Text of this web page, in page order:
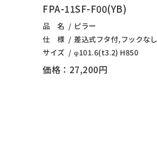
FPA-11SF-F00(YB)
品 名
ピラー
仕 様
差込式フタ付,フックなし
サイズ
φ101.6(t3.2) H850
価格：27,200円